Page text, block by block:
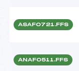
ASAF0721.FFS
ANAF0511.FFS